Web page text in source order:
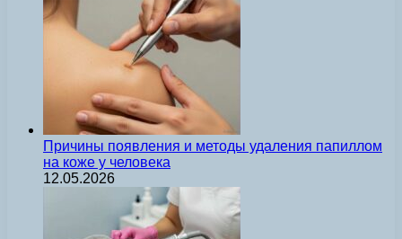
Причины появления и методы удаления папиллом
на коже у человека
12.05.2026